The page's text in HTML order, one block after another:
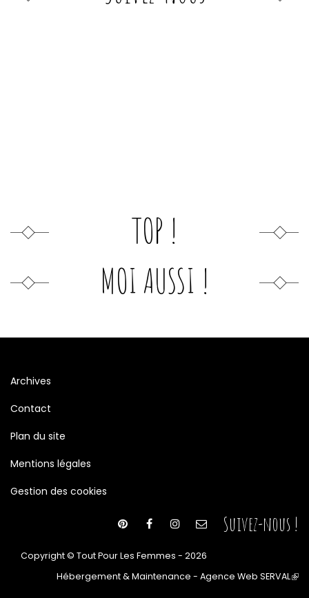
TOP !
MOI AUSSI !
Archives
Contact
Plan du site
Mentions légales
Gestion des cookies
Suivez-nous !
Copyright © Tout Pour Les Femmes - 2026
Hébergement & Maintenance - Agence Web SERVAL(le